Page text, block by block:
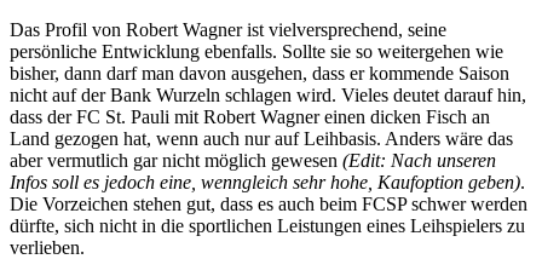
Das Profil von Robert Wagner ist vielversprechend, seine
persönliche Entwicklung ebenfalls. Sollte sie so weitergehen wie
bisher, dann darf man davon ausgehen, dass er kommende Saison
nicht auf der Bank Wurzeln schlagen wird. Vieles deutet darauf hin,
dass der FC St. Pauli mit Robert Wagner einen dicken Fisch an
Land gezogen hat, wenn auch nur auf Leihbasis. Anders wäre das
aber vermutlich gar nicht möglich gewesen (Edit: Nach unseren
Infos soll es jedoch eine, wenngleich sehr hohe, Kaufoption geben).
Die Vorzeichen stehen gut, dass es auch beim FCSP schwer werden
dürfte, sich nicht in die sportlichen Leistungen eines Leihspielers zu
verlieben.